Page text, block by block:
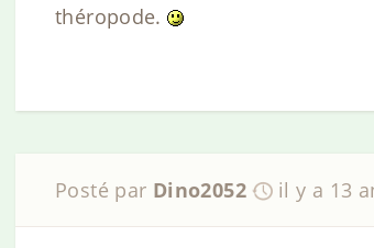
théropode.
Posté par Dino2052 il y a 13